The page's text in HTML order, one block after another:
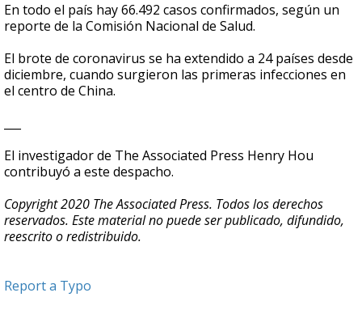
En todo el país hay 66.492 casos confirmados, según un
reporte de la Comisión Nacional de Salud.
El brote de coronavirus se ha extendido a 24 países desde
diciembre, cuando surgieron las primeras infecciones en
el centro de China.
El investigador de The Associated Press Henry Hou
contribuyó a este despacho.
Copyright 2020 The Associated Press. Todos los derechos
reservados. Este material no puede ser publicado, difundido,
reescrito o redistribuido.
Report a Typo